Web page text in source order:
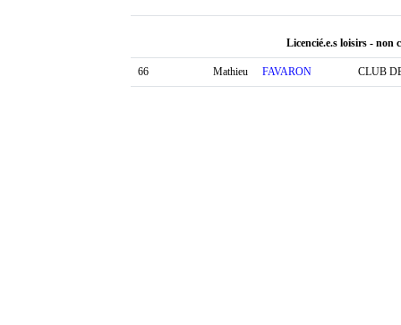
Licencié.e.s loisirs - non
66 Mathieu FAVARON CLUB